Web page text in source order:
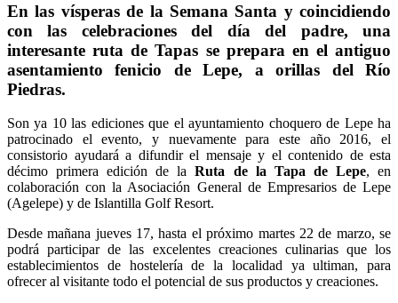
En las vísperas de la Semana Santa y coincidiendo
con las celebraciones del día del padre, una
interesante ruta de Tapas se prepara en el antiguo
asentamiento fenicio de Lepe, a orillas del Río
Piedras.
Son ya 10 las ediciones que el ayuntamiento choquero de Lepe ha
patrocinado el evento, y nuevamente para este año 2016, el
consistorio ayudará a difundir el mensaje y el contenido de esta
décimo primera edición de laRuta de la Tapa de Lepe, en
colaboración con la Asociación General de Empresarios de Lepe
(Agelepe) y de Islantilla Golf Resort.
Desde mañana jueves 17, hasta el próximo martes 22 de marzo, se
podrá participar de las excelentes creaciones culinarias que los
establecimientos de hostelería de la localidad ya ultiman, para
ofrecer al visitante todo el potencial de sus productos y creaciones.